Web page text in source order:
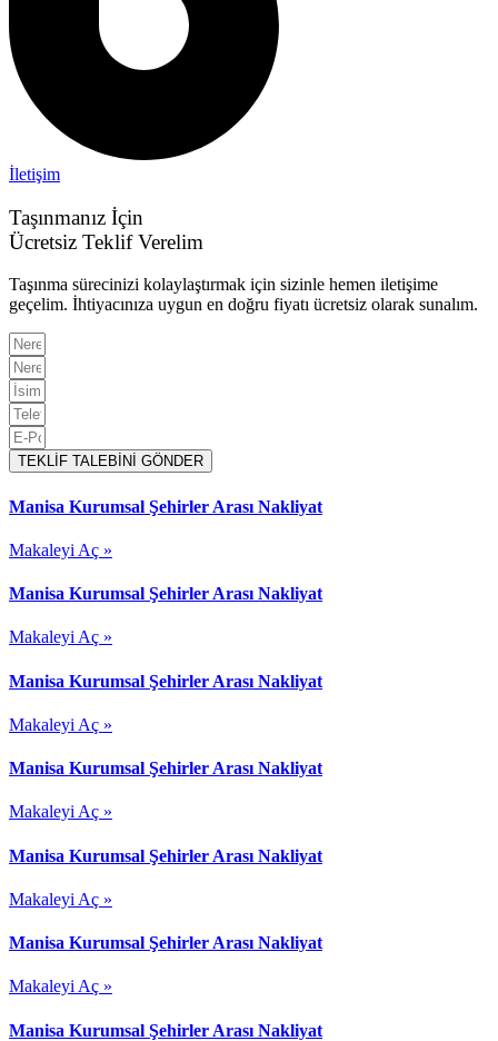
İletişim
Taşınmanız İçin
Ücretsiz Teklif Verelim
Taşınma sürecinizi kolaylaştırmak için sizinle hemen iletişime
geçelim. İhtiyacınıza uygun en doğru fiyatı ücretsiz olarak sunalım.
TEKLİF TALEBİNİ GÖNDER
Manisa Kurumsal Şehirler Arası Nakliyat
Makaleyi Aç »
Manisa Kurumsal Şehirler Arası Nakliyat
Makaleyi Aç »
Manisa Kurumsal Şehirler Arası Nakliyat
Makaleyi Aç »
Manisa Kurumsal Şehirler Arası Nakliyat
Makaleyi Aç »
Manisa Kurumsal Şehirler Arası Nakliyat
Makaleyi Aç »
Manisa Kurumsal Şehirler Arası Nakliyat
Makaleyi Aç »
Manisa Kurumsal Şehirler Arası Nakliyat